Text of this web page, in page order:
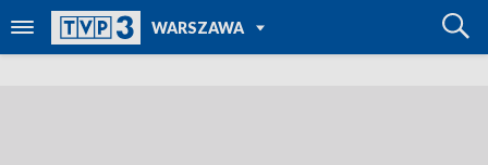
WARSZAWA
TVP REGIONY